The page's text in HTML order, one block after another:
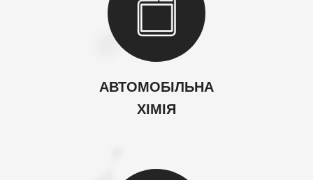
АВТОМОБІЛЬНА
ХІМІЯ